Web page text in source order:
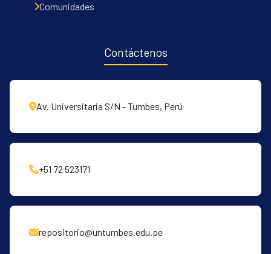
Comunidades
Contáctenos
Av. Universitaria S/N - Tumbes, Perú
+51 72 523171
repositorio@untumbes.edu.pe